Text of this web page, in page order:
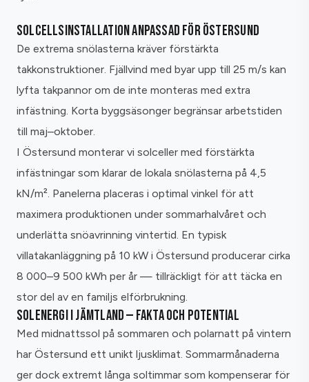
SOLCELLSINSTALLATION ANPASSAD FÖR ÖSTERSUND
De extrema snölasterna kräver förstärkta
takkonstruktioner. Fjällvind med byar upp till 25 m/s kan
lyfta takpannor om de inte monteras med extra
infästning. Korta byggsäsonger begränsar arbetstiden
till maj–oktober.
I Östersund monterar vi solceller med förstärkta
infästningar som klarar de lokala snölasterna på 4,5
kN/m². Panelerna placeras i optimal vinkel för att
maximera produktionen under sommarhalvåret och
underlätta snöavrinning vintertid. En typisk
villatakanläggning på 10 kW i Östersund producerar cirka
8 000–9 500 kWh per år — tillräckligt för att täcka en
stor del av en familjs elförbrukning.
SOLENERGI I JÄMTLAND — FAKTA OCH POTENTIAL
Med midnattssol på sommaren och polarnatt på vintern
har Östersund ett unikt ljusklimat. Sommarmånaderna
ger dock extremt långa soltimmar som kompenserar för